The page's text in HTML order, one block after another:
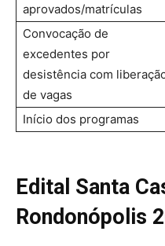
aprovados/matrículas
Convocação de
excedentes por
desistência com
de vagas
Início dos programas
Edital Santa
Rondonópolis